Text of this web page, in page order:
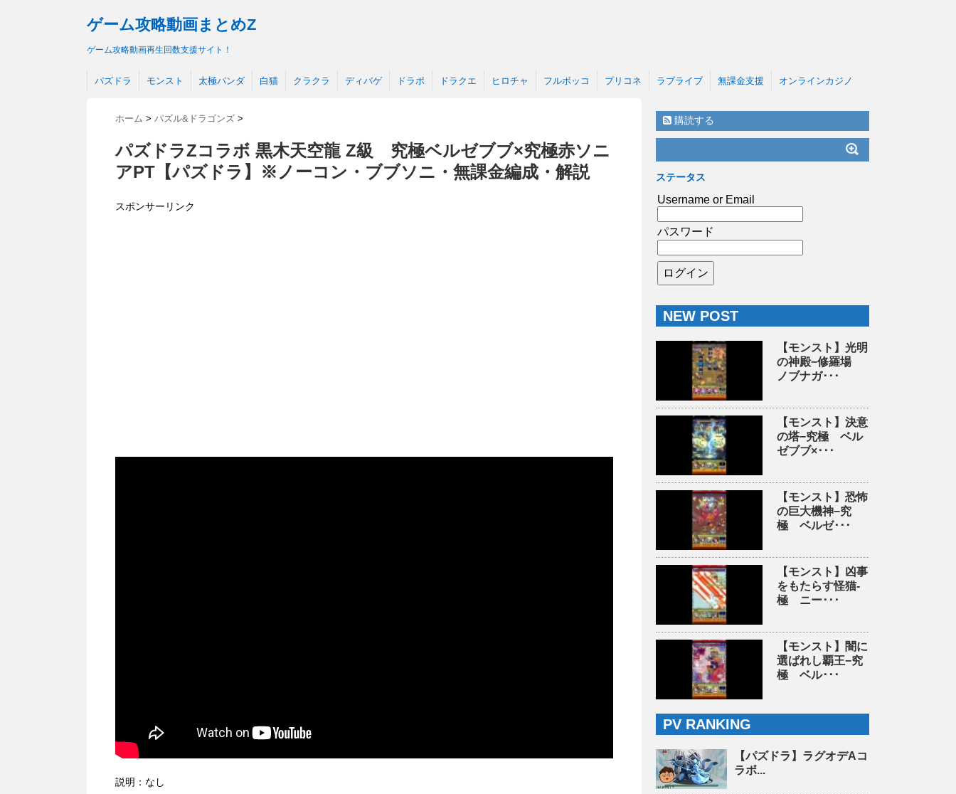
ゲーム攻略動画まとめZ
ゲーム攻略動画再生回数支援サイト！
パズドラ モンスト 太極パンダ 白猫 クラクラ ディバゲ ドラポ ドラクエ ヒロチャ フルボッコ プリコネ ラブライブ 無課金支援 オンラインカジノ
ホーム > パズル&ドラゴンズ >
パズドラZコラボ 黒木天空龍 Z級 究極ベルゼブブ×究極赤ソニ
アPT【パズドラ】※ノーコン・ブブソニ・無課金編成・解説
スポンサーリンク
説明：なし
購読する
ステータス
Username or Email
パスワード
NEW POST
【モンスト】光明
の神殿−修羅場
ノブナガ･･･
【モンスト】決意
の塔−究極 ベル
ゼブブ×･･･
【モンスト】恐怖
の巨大機神−究
極 ベルゼ･･･
【モンスト】凶事
をもたらす怪猫-
極 ニー･･･
【モンスト】闇に
選ばれし覇王−究
極 ベル･･･
PV RANKING
【パズドラ】ラグオデAコ
ラボ...